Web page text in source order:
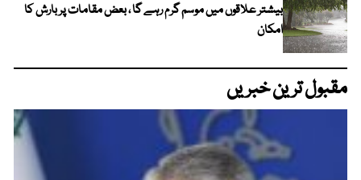
بیشتر علاقوں میں موسم گرم رہے گا ، بعض مقامات پر بارش کا
امکان
مقبول ترین خبریں